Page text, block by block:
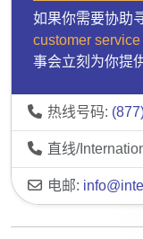
如果你需要协助
customer service
事会立刻为你提
热线号码:
直线/
电邮: